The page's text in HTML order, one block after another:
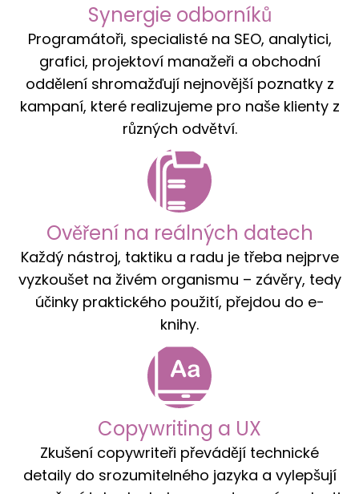
Synergie odborníků
Programátoři, specialisté na SEO, analytici,
grafici, projektoví manažeři a obchodní
oddělení shromažďují nejnovější poznatky z
kampaní, které realizujeme pro naše klienty z
různých odvětví.
Ověření na reálných datech
Každý nástroj, taktiku a radu je třeba nejprve
vyzkoušet na živém organismu – závěry, tedy
účinky praktického použití, přejdou do e-
knihy.
Copywriting a UX
Zkušení copywriteři převádějí technické
detaily do srozumitelného jazyka a vylepšují